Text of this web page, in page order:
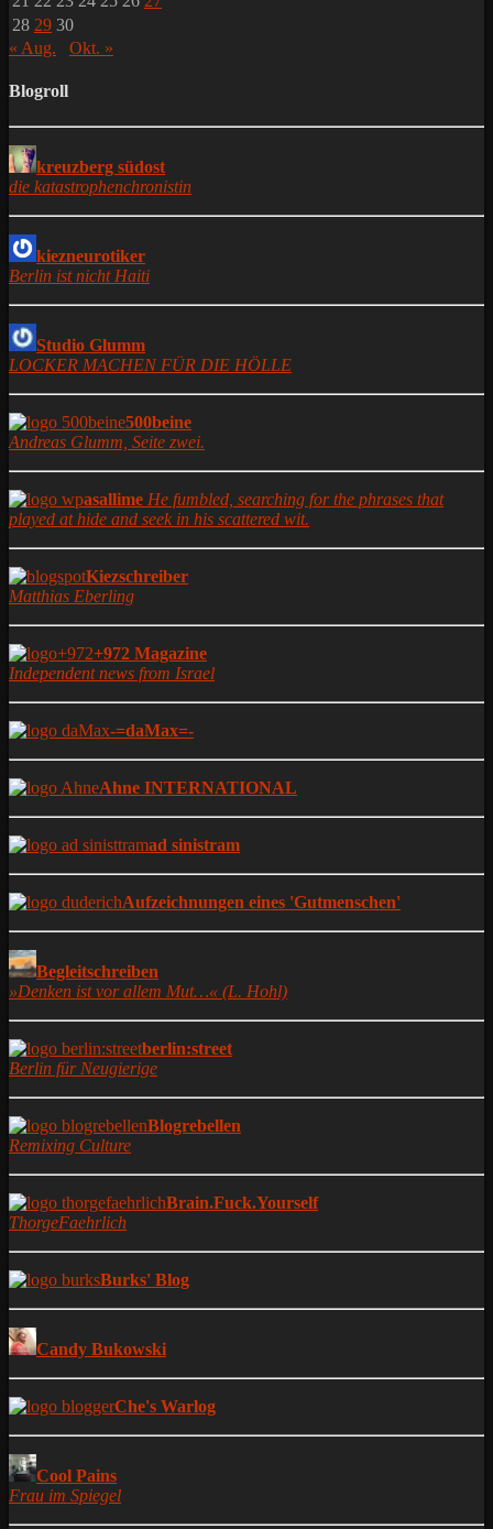
28 29 30
« Aug.
Okt. »
Blogroll
kreuzberg südost
die katastrophenchronistin
kiezneurotiker
Berlin ist nicht Haiti
Studio Glumm
LOCKER MACHEN FÜR DIE HÖLLE
500beine
Andreas Glumm, Seite zwei.
asallime He fumbled, searching for the phrases that
played at hide and seek in his scattered wit.
Kiezschreiber
Matthias Eberling
+972 Magazine
Independent news from Israel
-=daMax=-
Ahne INTERNATIONAL
ad sinistram
Aufzeichnungen eines 'Gutmenschen'
Begleitschreiben
»Denken ist vor allem Mut…« (L. Hohl)
berlin:street
Berlin für Neugierige
Blogrebellen
Remixing Culture
Brain.Fuck.Yourself
ThorgeFaehrlich
Burks' Blog
Candy Bukowski
Che's Warlog
Cool Pains
Frau im Spiegel